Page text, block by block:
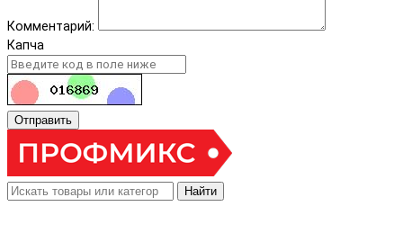
Комментарий:
Капча
Отправить
Найти